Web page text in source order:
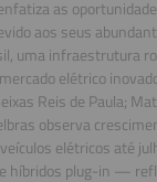
as
aos seus
uma infraestrutura
elétrico
Reis de Paula;
observa
elétricos até
híbridos plug-in —